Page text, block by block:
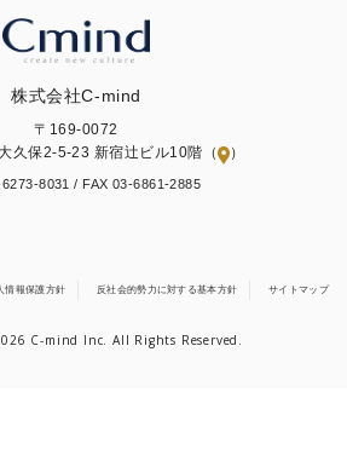
株式会社C-mind
〒169-0072
久保2-5-23 新宿辻ビル10階（
）
8031 / FAX 03-6861-2885
情報保護方針 反社会的勢力に対する基本方針 サイトマップ
C-mind Inc. All Rights Reserved.